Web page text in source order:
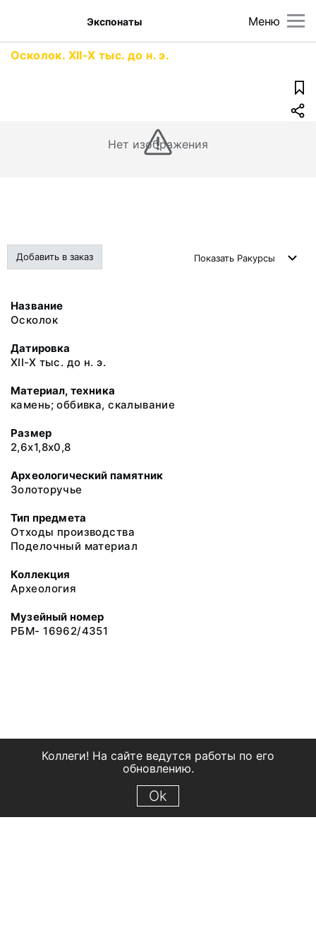
Меню
Экспонаты
Осколок. XII-X тыс. до н. э.
Нет изображения
Добавить в заказ Показать Ракурсы
Название
Осколок
Датировка
XII-X тыс. до н. э.
Материал, техника
камень; оббивка, скалывание
Размер
2,6х1,8х0,8
Археологический памятник
Золоторучье
Тип предмета
Отходы производства
Поделочный материал
Коллекция
Археология
Музейный номер
РБМ- 16962/4351
Коллеги! На сайте ведутся работы по его
обновлению.
Ok